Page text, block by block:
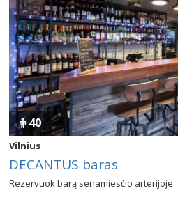
40
Vilnius
DECANTUS baras
Rezervuok barą senamiesčio arterijoje